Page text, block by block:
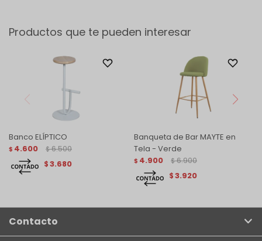
Productos que te pueden interesar
Banco ELÍPTICO
$ 4.600 $ 6.500
$3.680
Banqueta de Bar MAYTE en
Tela - Verde
$ 4.900 $ 6.900
$3.920
Contacto